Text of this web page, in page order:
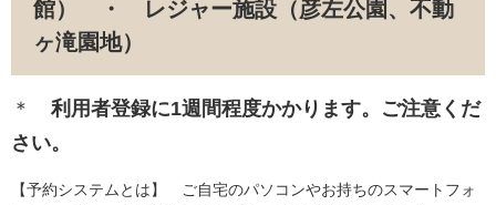
館）
・ レジャー施設（彦左公園、不動
ヶ滝園地）
＊ 利用者登録に1週間程度かかります。ご注意くだ
さい。
【予約システムとは】 ご自宅のパソコンやお持ちのスマートフォ